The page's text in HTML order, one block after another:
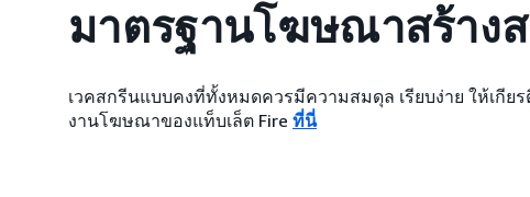
มาตรฐานโฆษณาสร้าง
เวคสกรีนแบบคงที่ทั้งหมดควรมีความสมดุล เรียบง่าย ให้เกีย
งานโฆษณาของแท็บเล็ต Fire ที่นี่